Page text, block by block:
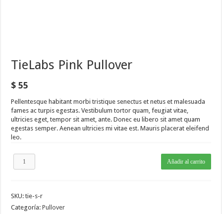
TieLabs Pink Pullover
$ 55
Pellentesque habitant morbi tristique senectus et netus et malesuada
fames ac turpis egestas. Vestibulum tortor quam, feugiat vitae,
ultricies eget, tempor sit amet, ante. Donec eu libero sit amet quam
egestas semper. Aenean ultricies mi vitae est. Mauris placerat eleifend
leo.
TieLabs
Añadir al carrito
SKU:tie-s-r
Categoría:Pullover